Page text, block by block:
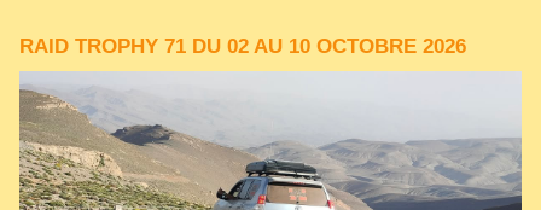
RAID TROPHY 71 DU 02 AU 10 OCTOBRE 2026